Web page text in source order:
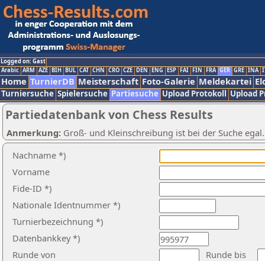
Logged on: Gast
Arabic ARM AZE BIH BUL CAT CHN CRO CZE DEN ENG ESP FAI FIN FRA GER GRE INA
Home TurnierDB Meisterschaft Foto-Galerie Meldekartei
Turniersuche Spielersuche Partiesuche Upload Protokoll Upload
Partiedatenbank von Chess Results
Anmerkung: Groß- und Kleinschreibung ist bei der Suche
Nachname *)
Vorname
Fide-ID *)
Nationale Identnummer *)
Turnierbezeichnung *)
Datenbankkey *)
Runde von
Runde bis